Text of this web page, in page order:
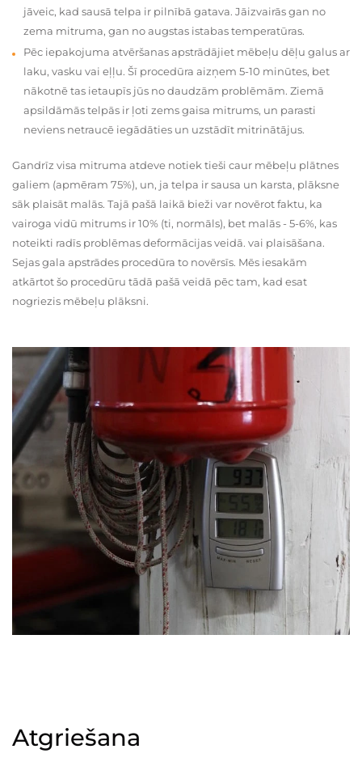
jāveic, kad sausā telpa ir pilnībā gatava. Jāizvairās gan no
zema mitruma, gan no augstas istabas temperatūras.
Pēc iepakojuma atvēršanas apstrādājiet mēbeļu dēļu galus ar
laku, vasku vai eļļu. Šī procedūra aizņem 5-10 minūtes, bet
nākotnē tas ietaupīs jūs no daudzām problēmām. Ziemā
apsildāmās telpās ir ļoti zems gaisa mitrums, un parasti
neviens netraucē iegādāties un uzstādīt mitrinātājus.
Gandrīz visa mitruma atdeve notiek tieši caur mēbeļu plātnes
galiem (apmēram 75%), un, ja telpa ir sausa un karsta, plāksne
sāk plaisāt malās. Tajā pašā laikā bieži var novērot faktu, ka
vairoga vidū mitrums ir 10% (ti, normāls), bet malās - 5-6%, kas
noteikti radīs problēmas deformācijas veidā. vai plaisāšana.
Sejas gala apstrādes procedūra to novērsīs. Mēs iesakām
atkārtot šo procedūru tādā pašā veidā pēc tam, kad esat
nogriezis mēbeļu plāksni.
Atgriešana